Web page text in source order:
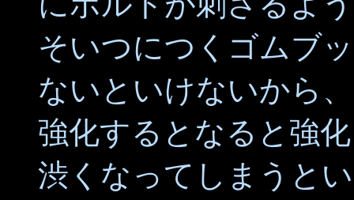
そいつにつくゴムブ
ないといけないから、
強化するとなると強
渋くなってしまうと